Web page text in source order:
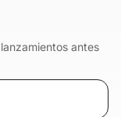
antes